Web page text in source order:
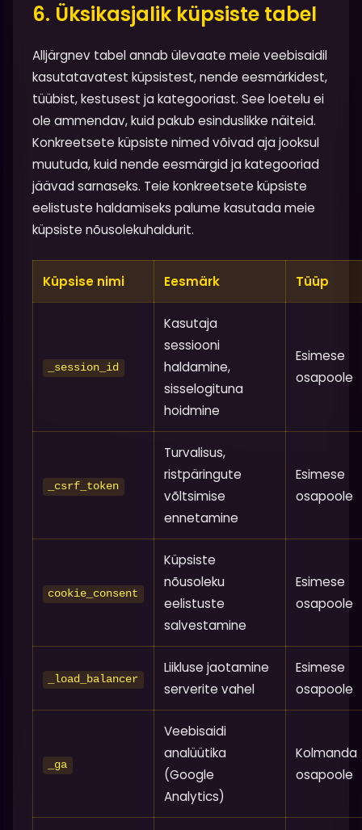
6. Üksikasjalik küpsiste tabel
Alljärgnev tabel annab ülevaate meie veebisaidil
kasutatavatest küpsistest, nende eesmärkidest,
tüübist, kestusest ja kategooriast. See loetelu ei
ole ammendav, kuid pakub esinduslikke näiteid.
Konkreetsete küpsiste nimed võivad aja jooksul
muutuda, kuid nende eesmärgid ja kategooriad
jäävad sarnaseks. Teie konkreetsete küpsiste
eelistuste haldamiseks palume kasutada meie
küpsiste nõusolekuhaldurit.
Küpsise nimi Eesmärk Tüüp
_session_id
Kasutaja
sessiooni
haldamine,
sisselogituna
hoidmine
Esimese
osapoole
_csrf_token
Turvalisus,
ristpäringute
võltsimise
ennetamine
Esimese
osapoole
cookie_consent
Küpsiste
nõusoleku
eelistuste
salvestamine
Esimese
osapoole
_load_balancer
Liikluse jaotamine
serverite vahel
Esimese
osapoole
_ga
Veebisaidi
analüütika
(Google
Analytics)
Kolmanda
osapoole